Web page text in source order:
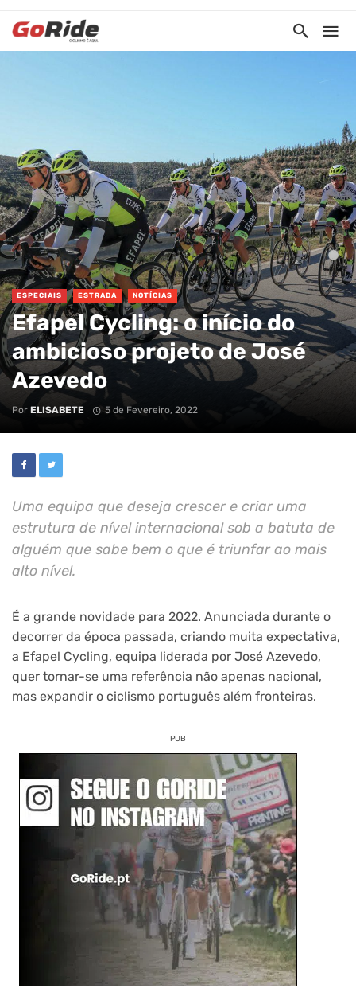
ESPECIAIS ESTRADA NOTÍCIAS
Efapel Cycling: o início do
ambicioso projeto de José
Azevedo
Por ELISABETE 5 de Fevereiro, 2022
Uma equipa que deseja crescer e criar uma
estrutura de nível internacional sob a batuta de
alguém que sabe bem o que é triunfar ao mais
alto nível.
É a grande novidade para 2022. Anunciada durante o
decorrer da época passada, criando muita expectativa,
a Efapel Cycling, equipa liderada por José Azevedo,
quer tornar-se uma referência não apenas nacional,
mas expandir o ciclismo português além fronteiras.
PUB